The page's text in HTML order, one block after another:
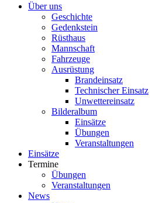
Über uns
Geschichte
Gedenkstein
Rüsthaus
Mannschaft
Fahrzeuge
Ausrüstung
Brandeinsatz
Technischer Einsatz
Unwettereinsatz
Bilderalbum
Einsätze
Übungen
Veranstaltungen
Einsätze
Termine
Übungen
Veranstaltungen
News